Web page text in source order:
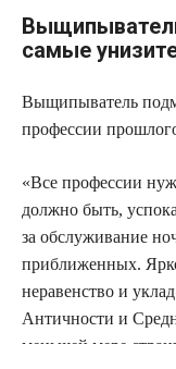
самые
Выщипыватель
профессии
«Все профессии
должно быть,
за обслуживание
приближенных.
неравенство и
Античности и
меньшей мере